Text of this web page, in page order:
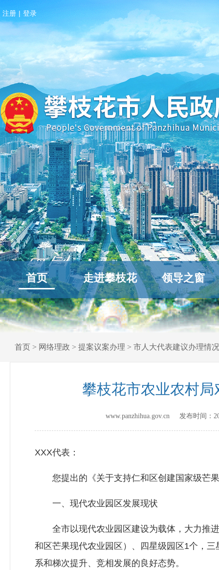
注册 | 登录
首页 走进攀枝花 领导之窗
首页 > 网络理政 > 提案议案办理 > 市人大代表建议办理情况
攀枝花市农业农村
www.panzhihua.gov.cn 发布时间：
XXX代表：
您提出的《关于支持仁和区创建国家级芒果
一、现代农业园区发展现状
全市以现代农业园区建设为载体，大力推进
和区芒果现代农业园区）、四星级园区1个，
系和梯次提升、竞相发展的良好态势。